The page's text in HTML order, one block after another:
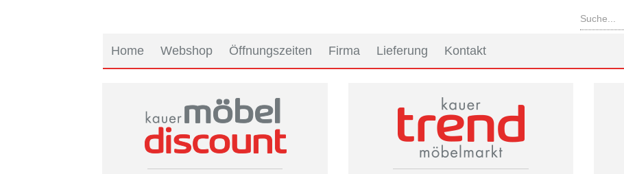
Home Webshop Öffnungszeiten Firma Lieferung Kontakt